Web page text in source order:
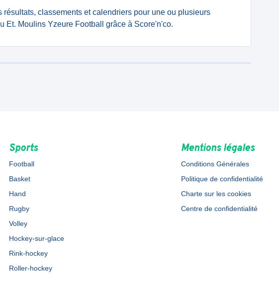
résultats, classements et calendriers pour une ou plusieurs
Et. Moulins Yzeure Football grâce à Score'n'co.
Sports
Football
Basket
Hand
Rugby
Volley
Hockey-sur-glace
Rink-hockey
Roller-hockey
Mentions légales
Conditions Générales
Politique de confidentialité
Charte sur les cookies
Centre de confidentialité